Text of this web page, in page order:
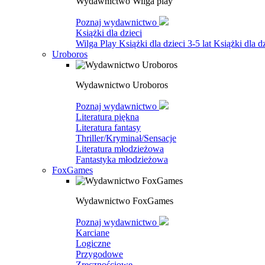
Poznaj wydawnictwo
Książki dla dzieci
Wilga Play Książki dla dzieci 3-5 lat Książki dla
Uroboros
Wydawnictwo Uroboros
Poznaj wydawnictwo
Literatura piękna
Literatura fantasy
Thriller/Kryminał/Sensacje
Literatura młodzieżowa
Fantastyka młodzieżowa
FoxGames
Wydawnictwo FoxGames
Poznaj wydawnictwo
Karciane
Logiczne
Przygodowe